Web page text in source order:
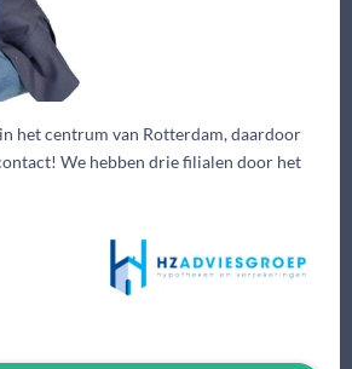
het centrum van Rotterdam, daardoor
We hebben drie filialen door het